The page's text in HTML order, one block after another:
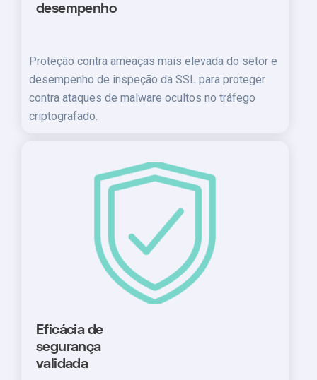
desempenho
Proteção contra ameaças mais elevada do setor e
desempenho de inspeção da SSL para proteger
contra ataques de malware ocultos no tráfego
criptografado.
Eficácia de
segurança
validada